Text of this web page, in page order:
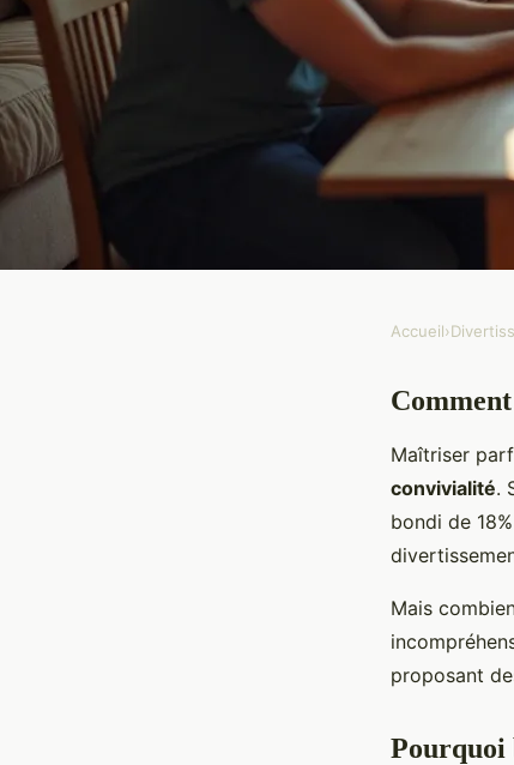
Apprendre les
s'amuser ensemble
Accueil›
Maîtriser
convivialité.
bondi de
Mais
proposant
Pourquoi